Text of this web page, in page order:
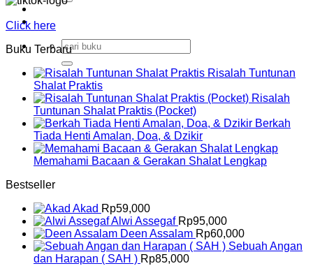
Search
for:
Click here
Buku Terbaru
Risalah Tuntunan
Shalat Praktis
Risalah
Tuntunan Shalat Praktis (Pocket)
Berkah
Tiada Henti Amalan, Doa, & Dzikir
Memahami Bacaan & Gerakan Shalat Lengkap
Bestseller
Akad Rp59,000
Alwi Assegaf Rp95,000
Deen Assalam Rp60,000
Sebuah Angan
dan Harapan ( SAH ) Rp85,000